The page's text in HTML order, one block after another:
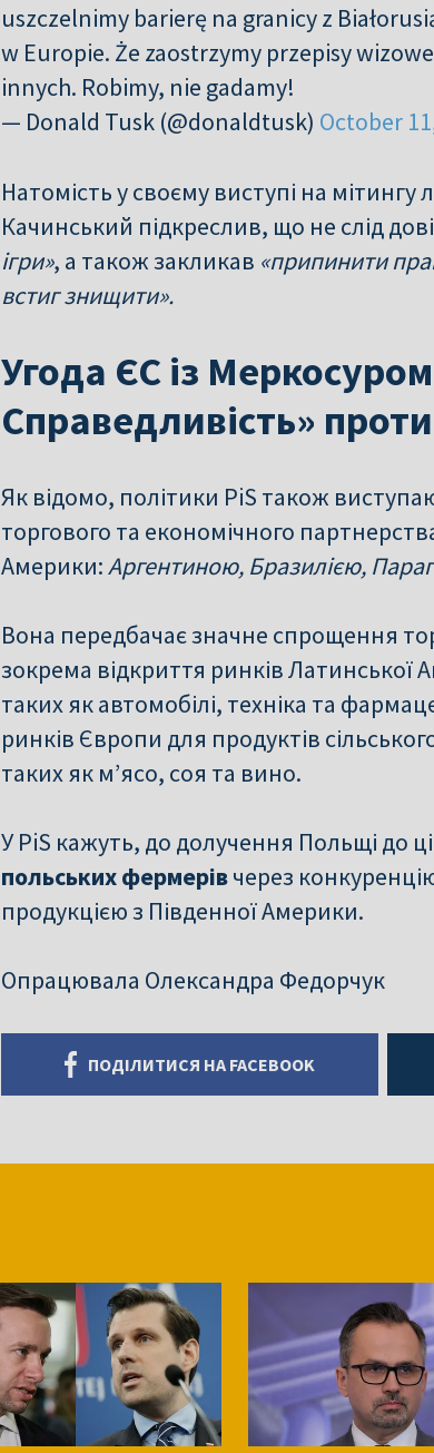
uszczelnimy barierę na granicy z
w Europie. Że zaostrzymy przepisy
innych. Robimy, nie gadamy!
— Donald Tusk (@donaldtusk) October
Натомість у своєму виступі на мітингу
Качинський підкреслив, що не слід
ігри», а також закликав «припинити
встиг знищити».
Угода ЄС із
Справедливість» проти
Як відомо, політики PiS також
торгового та економічного
Америки:Аргентиною, Бразилією,
Вона передбачає значне спрощення
зокрема відкриття ринків Латинської
таких як автомобілі, техніка та
ринків Європи для продуктів
таких як м’ясо, соя та вино.
У PiS кажуть, до долучення Польщі до
польських фермерівчерез
продукцією з Південної Америки.
Опрацювала Олександра Федорчук
ПОДІЛИТИСЯ НА FACEBOOK